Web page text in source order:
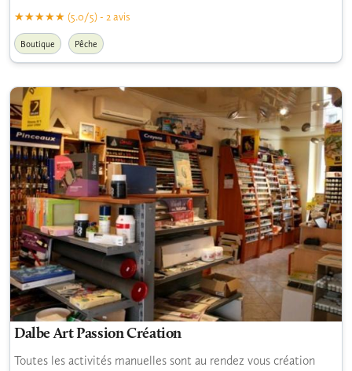
(5.0/5) - 2 avis
Boutique Pêche
Dalbe Art Passion Création
Toutes les activités manuelles sont au rendez vous création